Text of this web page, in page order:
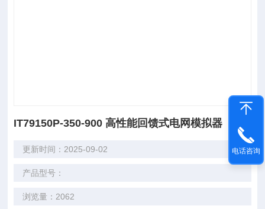
IT79150P-350-900 高性能回馈式电网模拟器
更新时间：2025-09-02
产品型号：
浏览量：2062
电话咨询